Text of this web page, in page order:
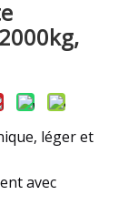
léger et
avec